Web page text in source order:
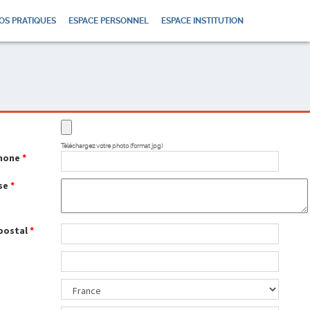
PRATIQUES ESPACE PERSONNEL ESPACE INSTITUTION
Téléchargez votre photo (format jpg)
*
*
*